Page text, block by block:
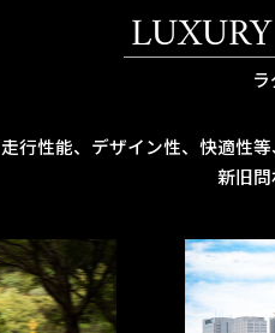
走行性能、デザイン性、快適性
新旧問